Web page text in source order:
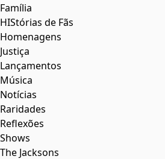
Família
HIStórias de Fãs
Homenagens
Justiça
Lançamentos
Música
Notícias
Raridades
Reflexões
Shows
The Jacksons